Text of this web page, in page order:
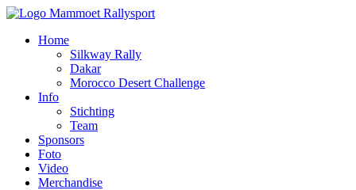
Home
Silkway Rally
Dakar
Morocco Desert Challenge
Info
Stichting
Team
Sponsors
Foto
Video
Merchandise